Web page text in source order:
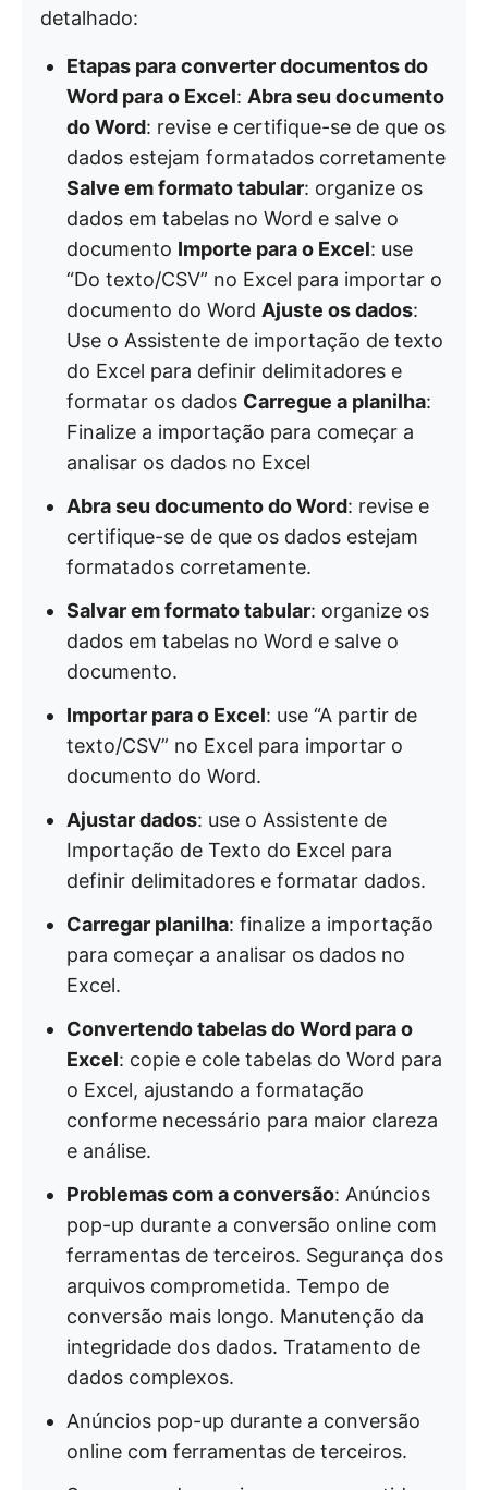
detalhado:
Etapas para converter documentos do
Word para o Excel: Abra seu documento
do Word: revise e certifique-se de que os
dados estejam formatados corretamente
Salve em formato tabular: organize os
dados em tabelas no Word e salve o
documento Importe para o Excel: use
“Do texto/CSV” no Excel para importar o
documento do Word Ajuste os dados:
Use o Assistente de importação de texto
do Excel para definir delimitadores e
formatar os dados Carregue a planilha:
Finalize a importação para começar a
analisar os dados no Excel
Abra seu documento do Word: revise e
certifique-se de que os dados estejam
formatados corretamente.
Salvar em formato tabular: organize os
dados em tabelas no Word e salve o
documento.
Importar para o Excel: use “A partir de
texto/CSV” no Excel para importar o
documento do Word.
Ajustar dados: use o Assistente de
Importação de Texto do Excel para
definir delimitadores e formatar dados.
Carregar planilha: finalize a importação
para começar a analisar os dados no
Excel.
Convertendo tabelas do Word para o
Excel: copie e cole tabelas do Word para
o Excel, ajustando a formatação
conforme necessário para maior clareza
e análise.
Problemas com a conversão: Anúncios
pop-up durante a conversão online com
ferramentas de terceiros. Segurança dos
arquivos comprometida. Tempo de
conversão mais longo. Manutenção da
integridade dos dados. Tratamento de
dados complexos.
Anúncios pop-up durante a conversão
online com ferramentas de terceiros.